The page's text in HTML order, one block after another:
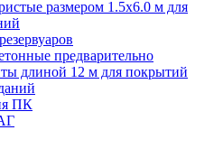
размером 1.5х6.0 м для
предварительно
длиной 12 м для покрытий
ПК